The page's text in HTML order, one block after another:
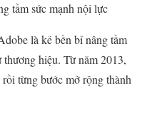
tầm sức mạnh nội lực
là kẻ bền bỉ nâng tầm
hiệu. Từ năm 2013,
từng bước mở rộng thành